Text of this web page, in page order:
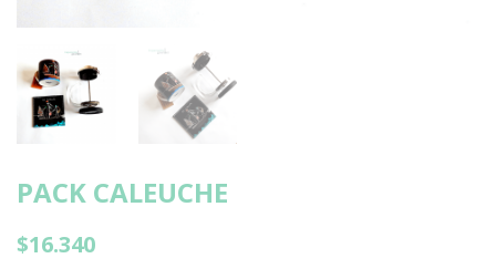
PACK CALEUCHE
$16.340